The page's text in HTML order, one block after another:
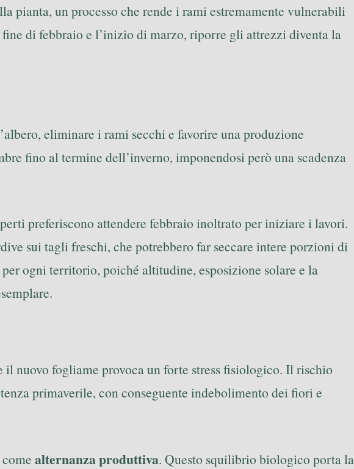
pianta, un processo che rende i rami estremamente vulnerabili
di febbraio e l’inizio di marzo, riporre gli attrezzi diventa la
eliminare i rami secchi e favorire una produzione
fino al termine dell’inverno, imponendosi però una scadenza
preferiscono attendere febbraio inoltrato per iniziare i lavori.
sui tagli freschi, che potrebbero far seccare intere porzioni di
ogni territorio, poiché altitudine, esposizione solare e la
nuovo fogliame provoca un forte stress fisiologico. Il rischio
primaverile, con conseguente indebolimento dei fiori e
alternanza produttiva. Questo squilibrio biologico porta la